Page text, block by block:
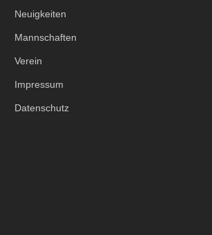
Neuigkeiten
Mannschaften
Verein
Impressum
Datenschutz